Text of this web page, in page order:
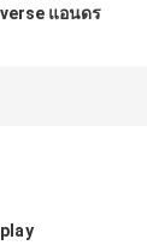
แอนดร